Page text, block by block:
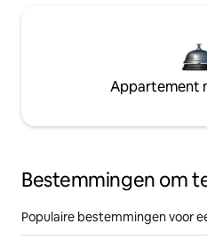
Appartement
Bestemmingen om
Populaire bestemmingen voor